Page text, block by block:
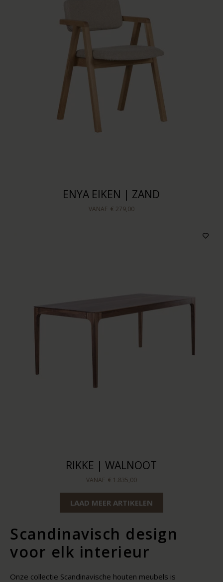
ENYA EIKEN | ZAND
VANAF € 279,00
RIKKE | WALNOOT
VANAF € 1.835,00
LAAD MEER ARTIKELEN
Scandinavisch design
voor elk interieur
Onze collectie Scandinavische houten meubels is